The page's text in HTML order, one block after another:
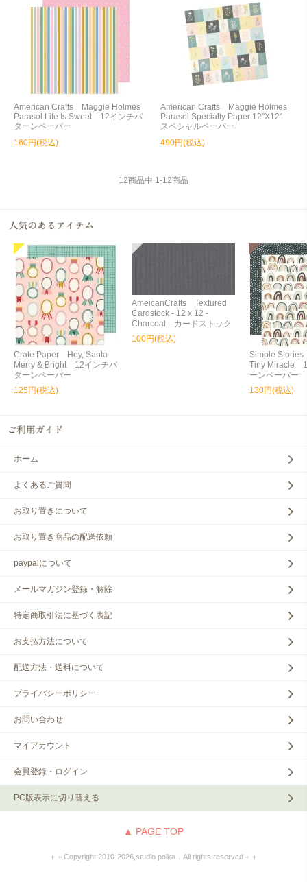
American Crafts Maggie Holmes
Parasol Life Is Sweet 12インチパ
ターンペーパー
160円(税込)
American Crafts Maggie Holmes
Parasol Specialty Paper 12"X12"
スペシャルペーパー
490円(税込)
12商品中 1-12商品
Crate Paper Hey, Santa
Merry & Bright 12インチパ
ターンペーパー
125円(税込)
AmeicanCrafts Textured
Cardstock - 12 x 12 -
Charcoal カードストック
100円(税込)
Simple
Tiny Miracle
ーンペーパー
130円(税込)
ホーム
よくあるご質問
お取り置きについて
お取り置き商品の配送依頼
paypalについて
メールマガジン登録・解除
特定商取引法に基づく表記
お支払方法について
配送方法・送料について
プライバシーポリシー
お問い合わせ
マイアカウント
会員登録・ログイン
PC版表示に切り替える
▲ PAGE TOP
＋＋Copyright 2010‐2026,studio polka．All rights reserved＋＋